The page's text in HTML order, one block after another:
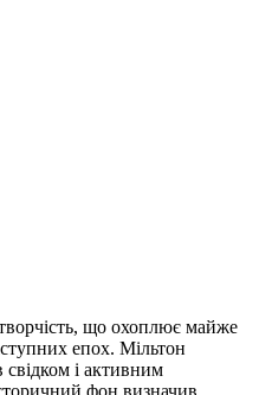
що охоплює майже
епох. Мільтон
свідком і активним
фон визначив